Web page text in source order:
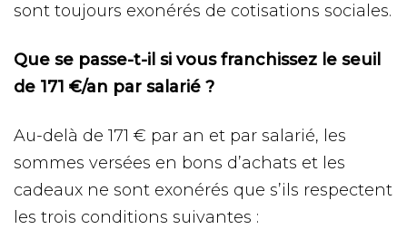
sont toujours exonérés de cotisations sociales.
Que se passe-t-il si vous franchissez le seuil
de 171 €/an par salarié ?
Au-delà de 171 € par an et par salarié, les
sommes versées en bons d’achats et les
cadeaux ne sont exonérés que s’ils respectent
les trois conditions suivantes :